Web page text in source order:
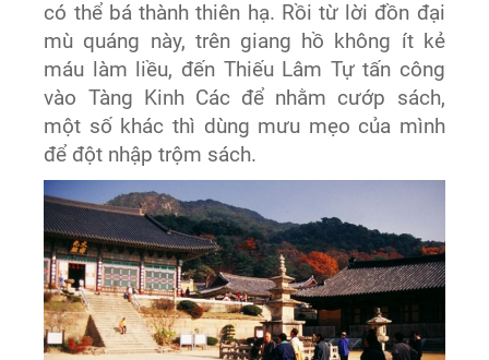
có thể bá thành thiên hạ. Rồi từ lời đồn đại
mù quáng này, trên giang hồ không ít kẻ
máu làm liều, đến Thiếu Lâm Tự tấn công
vào Tàng Kinh Các để nhằm cướp sách,
một số khác thì dùng mưu mẹo của mình
để đột nhập trộm sách.